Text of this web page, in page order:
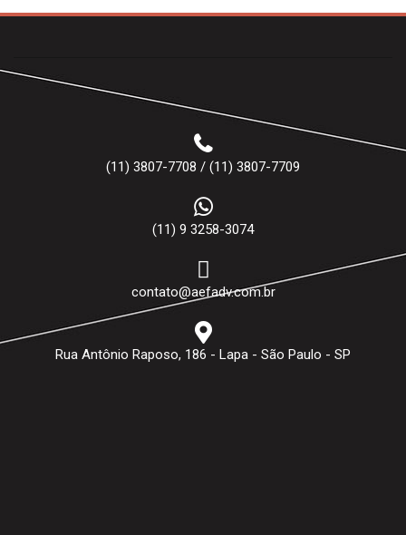
(11) 3807-7708 / (11) 3807-7709
(11) 9 3258-3074
contato@aefadv.com.br
Rua Antônio Raposo, 186 - Lapa - São Paulo - SP